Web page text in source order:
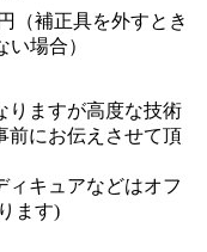
（補正具を外すとき
場合）
りますが高度な技術
前にお伝えさせて頂
キュアなどはオフ
ます)